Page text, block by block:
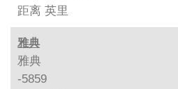
距离 英里
雅典
雅典
-5859